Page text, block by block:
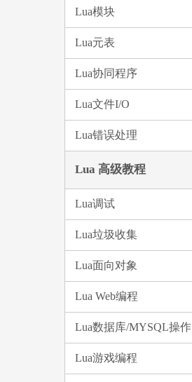
Lua模块
Lua元表
Lua协同程序
Lua文件I/O
Lua错误处理
Lua 高级教程
Lua调试
Lua垃圾收集
Lua面向对象
Lua Web编程
Lua数据库/MYSQL操作
Lua游戏编程